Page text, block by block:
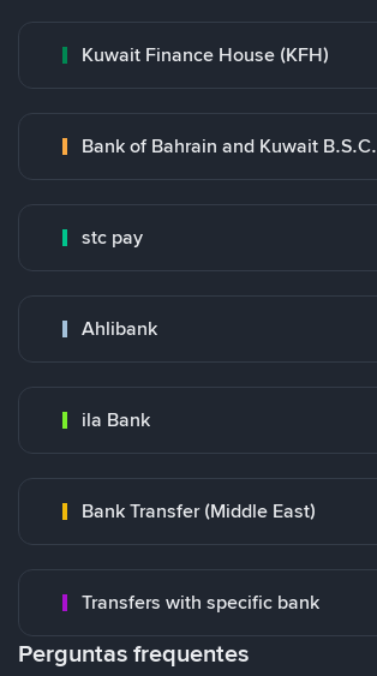
Kuwait Finance House (KFH)
Bank of Bahrain and Kuwait B.S.C.
stc pay
Ahlibank
ila Bank
Bank Transfer (Middle East)
Transfers with specific bank
Perguntas frequentes